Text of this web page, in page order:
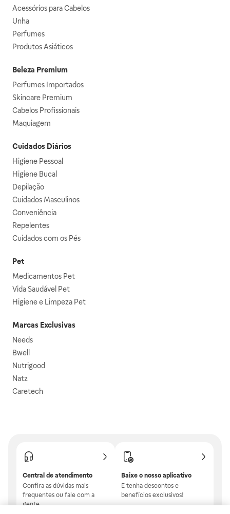
Acessórios para Cabelos
Unha
Perfumes
Produtos Asiáticos
Beleza Premium
Perfumes Importados
Skincare Premium
Cabelos Profissionais
Maquiagem
Cuidados Diários
Higiene Pessoal
Higiene Bucal
Depilação
Cuidados Masculinos
Conveniência
Repelentes
Cuidados com os Pés
Pet
Medicamentos Pet
Vida Saudável Pet
Higiene e Limpeza Pet
Marcas Exclusivas
Needs
Bwell
Nutrigood
Natz
Caretech
Central de atendimento
Confira as dúvidas mais
frequentes ou fale com a
gente.
Baixe o nosso aplicativo
E tenha descontos e
benefícios exclusivos!